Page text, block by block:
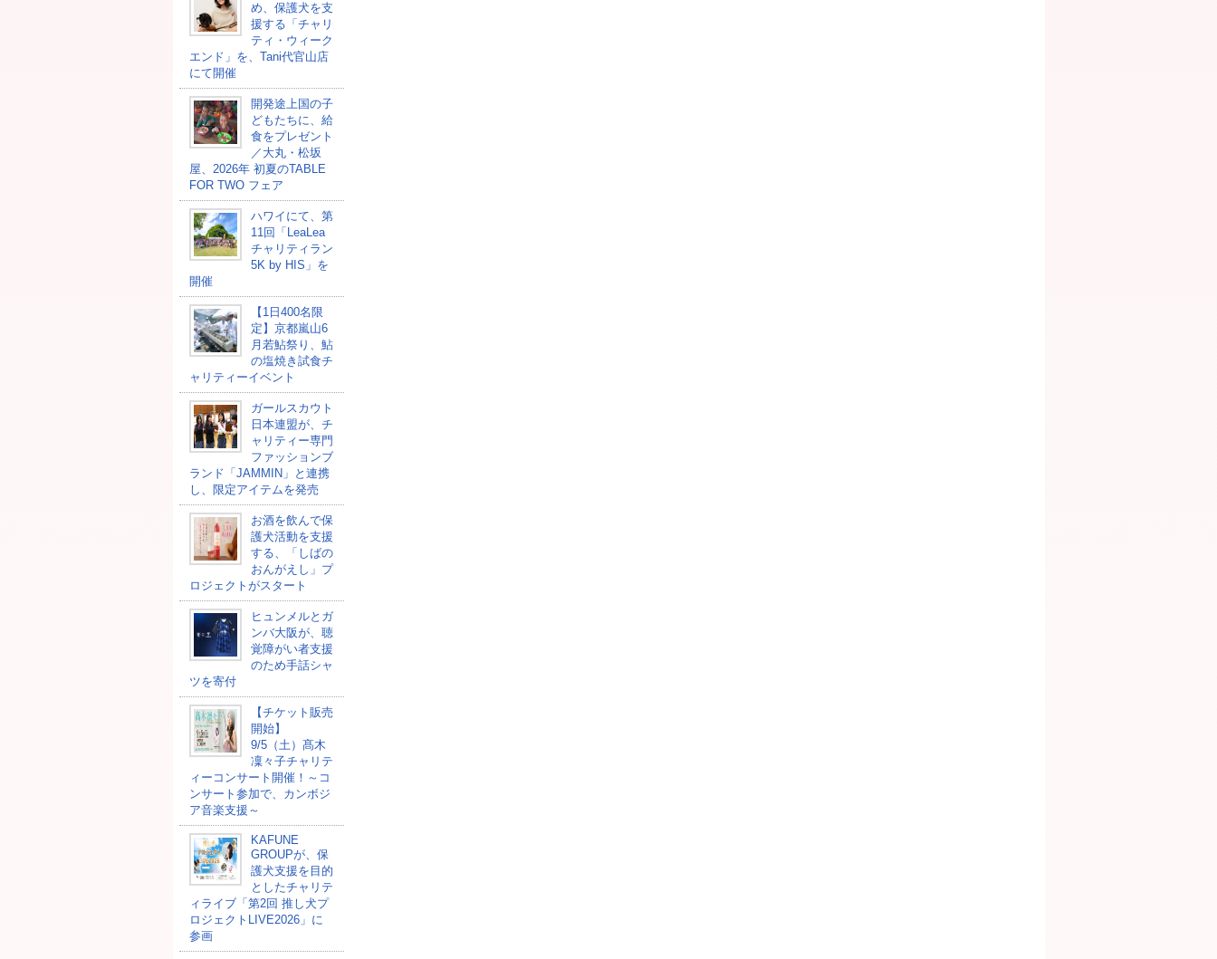
め、保護犬を支
援する「チャリ
ティ・ウィーク
エンド」を、Tani代官山店
にて開催
開発途上国の⼦
どもたちに、給
⾷をプレゼント
／大丸・松坂
屋、2026年 初夏のTABLE
FOR TWO フェア
ハワイにて、第
11回「LeaLea
チャリティラン
5K by HIS」を
開催
【1日400名限
定】京都嵐山6
月若鮎祭り、鮎
の塩焼き試食チ
ャリティーイベント
ガールスカウト
日本連盟が、チ
ャリティー専門
ファッションブ
ランド「JAMMIN」と連携
し、限定アイテムを発売
お酒を飲んで保
護犬活動を支援
する、「しばの
おんがえし」プ
ロジェクトがスタート
ヒュンメルとガ
ンバ大阪が、聴
覚障がい者支援
のため手話シャ
ツを寄付
【チケット販売
開始】
9/5（土）髙木
凜々子チャリテ
ィーコンサート開催！～コ
ンサート参加で、カンボジ
ア音楽支援～
KAFUNE
GROUPが、保
護犬支援を目的
としたチャリテ
ィライブ「第2回 推し犬プ
ロジェクトLIVE2026」に
参画